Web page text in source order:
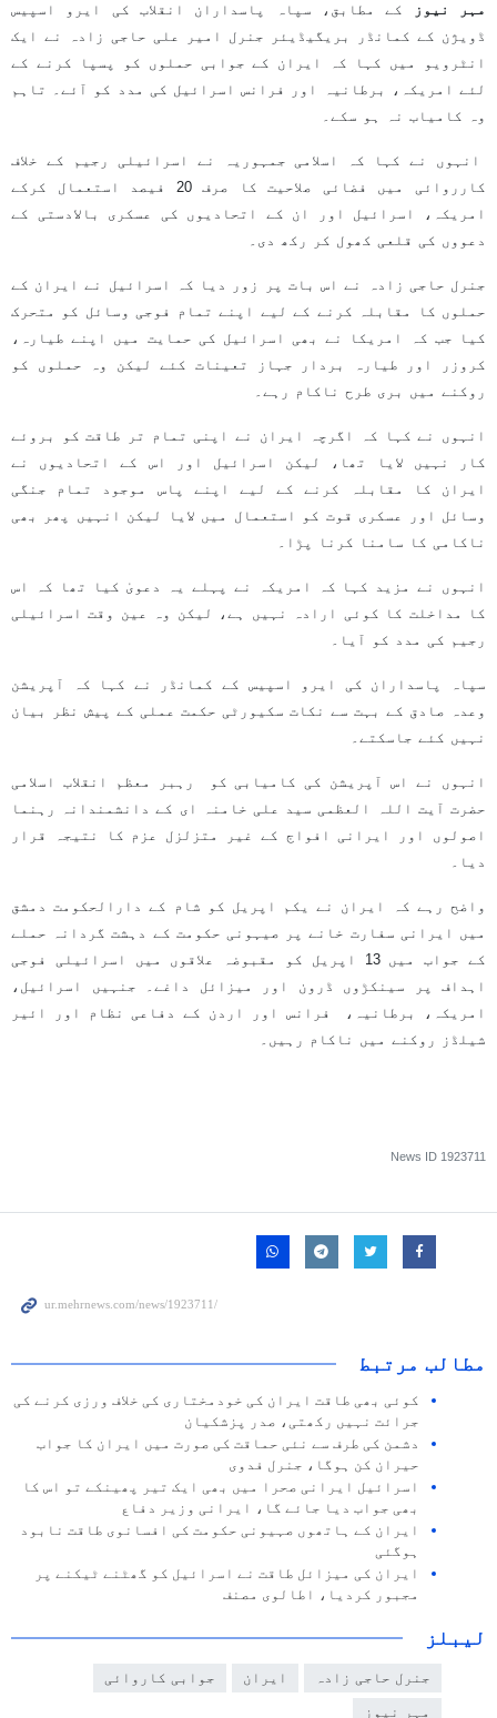
مہر نیوز
کے مطابق، سپاہ پاسداران انقلاب کی ایرو اسپیس
ڈویژن کے کمانڈر بریگیڈیئر جنرل امیر علی حاجی زادہ نے ایک
انٹرویو میں کہا کہ ایران کے جوابی حملوں کو پسپا کرنے کے
لئے امریکہ، برطانیہ اور فرانس اسرائیل کی مدد کو آئے۔ تاہم
وہ کامیاب نہ ہو سکے۔
انہوں نے کہا کہ اسلامی جمہوریہ نے اسرائیلی رجیم کے خلاف
کارروائی میں فضائی صلاحیت کا صرف 20 فیصد استعمال کرکے
امریکہ، اسرائیل اور ان کے اتحادیوں کی عسکری بالادستی کے
دعووں کی قلعی کھول کر رکھ دی۔
جنرل حاجی زادہ نے اس بات پر زور دیا کہ اسرائیل نے ایران کے
حملوں کا مقابلہ کرنے کے لیے اپنے تمام فوجی وسائل کو متحرک
کیا جب کہ امریکا نے بھی اسرائیل کی حمایت میں اپنے طیارہ،
کروزر اور طیارہ بردار جہاز تعینات کئے لیکن وہ حملوں کو
روکنے میں بری طرح ناکام رہے۔
انہوں نے کہا کہ اگرچہ ایران نے اپنی تمام تر طاقت کو بروئے
کار نہیں لایا تھا، لیکن اسرائیل اور اس کے اتحادیوں نے
ایران کا مقابلہ کرنے کے لیے اپنے پاس موجود تمام جنگی
وسائل اور عسکری قوت کو استعمال میں لایا لیکن انہیں پھر بھی
ناکامی کا سامنا کرنا پڑا۔
انہوں نے مزید کہا کہ امریکہ نے پہلے یہ دعویٰ کیا تھا کہ اس
کا مداخلت کا کوئی ارادہ نہیں ہے، لیکن وہ عین وقت اسرائیلی
رجیم کی مدد کو آیا۔
سپاہ پاسداران کی ایرو اسپیس کے کمانڈر نے کہا کہ آپریشن
وعدہ صادق کے بہت سے نکات سکیورٹی حکمت عملی کے پیش نظر بیان
نہیں کئے جاسکتے۔
انہوں نے اس آپریشن کی کامیابی کو رہبر معظم انقلاب اسلامی
حضرت آیت اللہ العظمی سید علی خامنہ ای کے دانشمندانہ رہنما
اصولوں اور ایرانی افواج کے غیر متزلزل عزم کا نتیجہ قرار
دیا۔
واضح رہے کہ ایران نے یکم اپریل کو شام کے دارالحکومت دمشق
میں ایرانی سفارت خانے پر صیہونی حکومت کے دہشت گردانہ حملے
کے جواب میں 13 اپریل کو مقبوضہ علاقوں میں اسرائیلی فوجی
اہداف پر سینکڑوں ڈرون اور میزائل داغے۔ جنہیں اسرائیل،
امریکہ، برطانیہ، فرانس اور اردن کے دفاعی نظام اور ائیر
شیلڈز روکنے میں ناکام رہیں۔
News ID 1923711
مطالب مرتبط
کوئی بھی طاقت ایران کی خودمختاری کی خلاف ورزی کرنے کی
جرائت نہیں رکھتی، صدر پزشکیان
دشمن کی طرف سے نئی حماقت کی صورت میں ایران کا جواب
حیران کن ہوگا، جنرل فدوی
اسرائیل ایرانی صحرا میں بھی ایک تیر پھینکے تو اس کا
بھی جواب دیا جائے گا، ایرانی وزیر دفاع
ایران کے ہاتھوں صہیونی حکومت کی افسانوی طاقت نابود
ہوگئی
ایران کی میزائل طاقت نے اسرائیل کو گھٹنے ٹیکنے پر
مجبور کردیا، اطالوی مصنف
لیبلز
جنرل حاجی زادہ ایران جوابی کاروائی
مہر نیوز